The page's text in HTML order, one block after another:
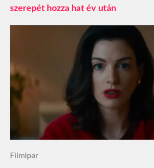
szerepét hozza hat év után
Filmipar